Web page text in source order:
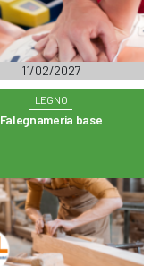
11/02/2027
LEGNO
Falegnameria base